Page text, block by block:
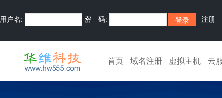
用户名: 密 码: 注册
首页 域名注册 虚拟主机 云